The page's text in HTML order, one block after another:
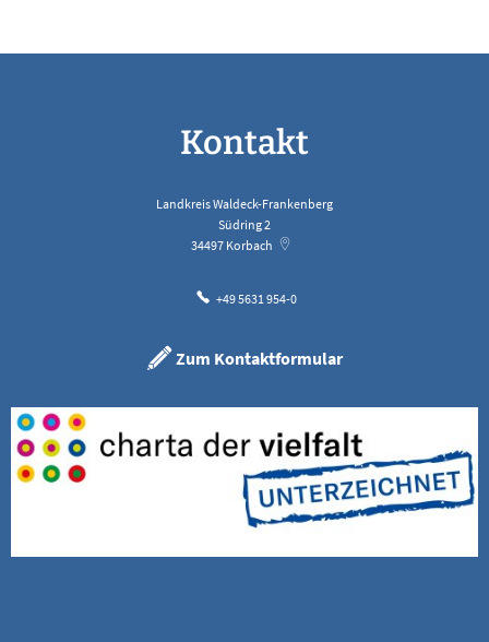
Kontakt
Landkreis Waldeck-Frankenberg
Südring 2
34497 Korbach
+49 5631 954-0
Zum Kontaktformular